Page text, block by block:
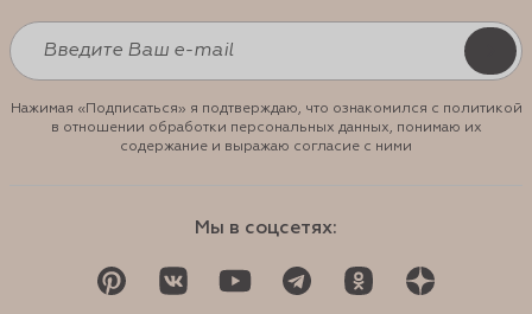
Нажимая «Подписаться» я подтверждаю, что ознакомился с политикой
в отношении обработки персональных данных, понимаю их
содержание и выражаю согласие с ними
Мы в соцсетях: